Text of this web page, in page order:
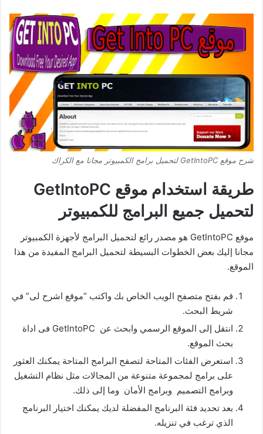
شرح موقع GetIntoPC لتحميل برامج الكمبيوتر مجانا مع الكراك
طريقة استخدام موقع GetIntoPC
لتحميل جميع البرامج للكمبيوتر
موقع GetIntoPC هو مصدر رائع لتحميل البرامج لأجهزة الكمبيوتر
مجانا إليك بعض الخطوات البسيطة لتحميل البرامج المفيدة من هذا
الموقع.
قم بفتح متصفح الويب الخاص بك واكتب “موقع اشرح لى” في
شريط البحث.
انتقل إلى الموقع الرسمي وابحث عن GetIntoPC فى اداة
بحث الموقع.
استعرض الفئات المتاحة لتصفح البرامج المتاحة يمكنك العثور
على برامج لمجموعة متنوعة من المجالات مثل نظام التشغيل
وبرامج التصميم وبرامج الأمان وما إلى ذلك.
بعد تحديد فئة البرنامج المفضلة لديك يمكنك اختيار البرنامج
الذي ترغب في تنزيله.